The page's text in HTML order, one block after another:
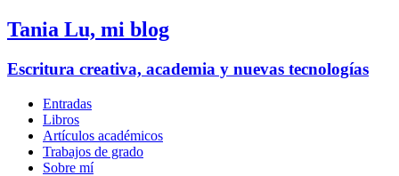
Tania Lu, mi blog
Escritura creativa, academia y nuevas tecnologías
Entradas
Libros
Artículos académicos
Trabajos de grado
Sobre mí